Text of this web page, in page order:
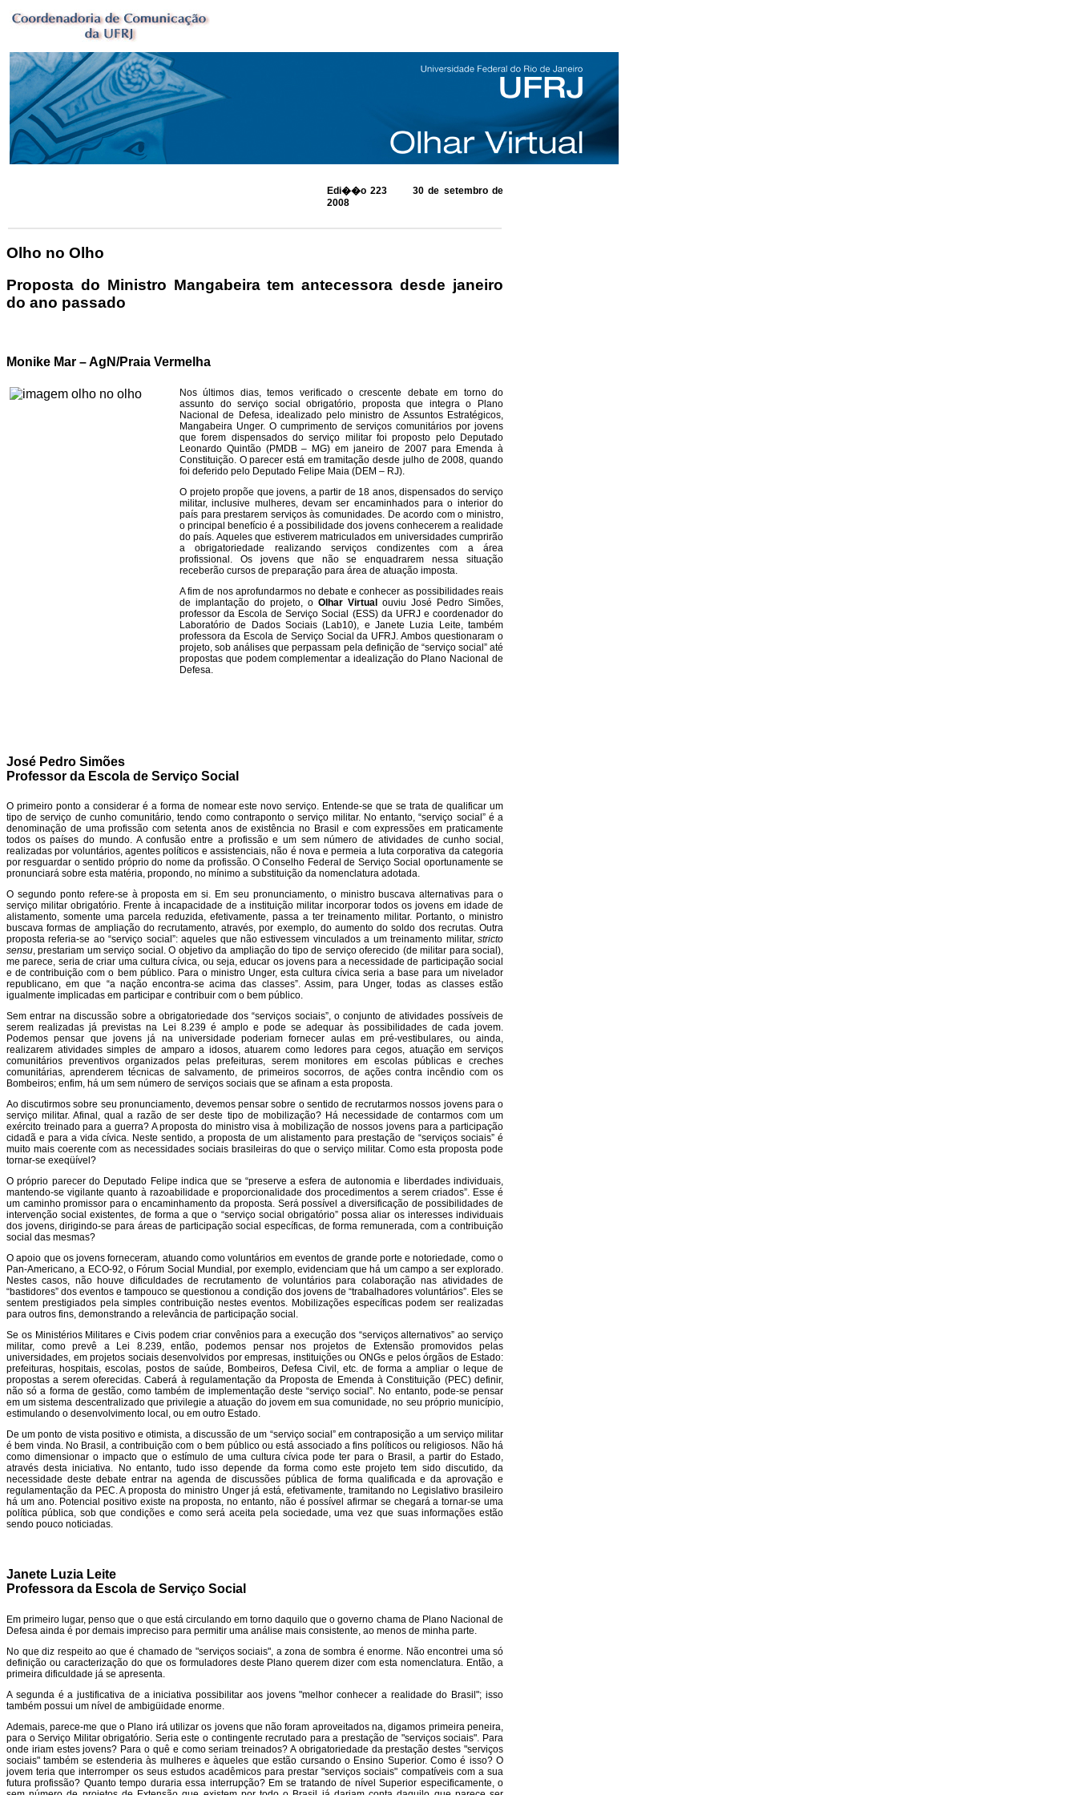
Edi��o 223 30 de setembro de
2008
Olho no Olho
Proposta do Ministro Mangabeira tem antecessora desde janeiro
do ano passado
Monike Mar – AgN/Praia Vermelha
Nos últimos dias, temos verificado o crescente debate em torno do
assunto do serviço social obrigatório, proposta que integra o Plano
Nacional de Defesa, idealizado pelo ministro de Assuntos Estratégicos,
Mangabeira Unger. O cumprimento de serviços comunitários por jovens
que forem dispensados do serviço militar foi proposto pelo Deputado
Leonardo Quintão (PMDB – MG) em janeiro de 2007 para Emenda à
Constituição. O parecer está em tramitação desde julho de 2008, quando
foi deferido pelo Deputado Felipe Maia (DEM – RJ).
O projeto propõe que jovens, a partir de 18 anos, dispensados do serviço
militar, inclusive mulheres, devam ser encaminhados para o interior do
país para prestarem serviços às comunidades. De acordo com o ministro,
o principal benefício é a possibilidade dos jovens conhecerem a realidade
do país. Aqueles que estiverem matriculados em universidades cumprirão
a obrigatoriedade realizando serviços condizentes com a área
profissional. Os jovens que não se enquadrarem nessa situação
receberão cursos de preparação para área de atuação imposta.
A fim de nos aprofundarmos no debate e conhecer as possibilidades reais
de implantação do projeto, o Olhar Virtual ouviu José Pedro Simões,
professor da Escola de Serviço Social (ESS) da UFRJ e coordenador do
Laboratório de Dados Sociais (Lab10), e Janete Luzia Leite, também
professora da Escola de Serviço Social da UFRJ. Ambos questionaram o
projeto, sob análises que perpassam pela definição de “serviço social” até
propostas que podem complementar a idealização do Plano Nacional de
Defesa.
José Pedro Simões
Professor da Escola de Serviço Social
O primeiro ponto a considerar é a forma de nomear este novo serviço. Entende-se que se trata de qualificar um
tipo de serviço de cunho comunitário, tendo como contraponto o serviço militar. No entanto, “serviço social” é a
denominação de uma profissão com setenta anos de existência no Brasil e com expressões em praticamente
todos os países do mundo. A confusão entre a profissão e um sem número de atividades de cunho social,
realizadas por voluntários, agentes políticos e assistenciais, não é nova e permeia a luta corporativa da categoria
por resguardar o sentido próprio do nome da profissão. O Conselho Federal de Serviço Social oportunamente se
pronunciará sobre esta matéria, propondo, no mínimo a substituição da nomenclatura adotada.
O segundo ponto refere-se à proposta em si. Em seu pronunciamento, o ministro buscava alternativas para o
serviço militar obrigatório. Frente à incapacidade de a instituição militar incorporar todos os jovens em idade de
alistamento, somente uma parcela reduzida, efetivamente, passa a ter treinamento militar. Portanto, o ministro
buscava formas de ampliação do recrutamento, através, por exemplo, do aumento do soldo dos recrutas. Outra
proposta referia-se ao “serviço social”: aqueles que não estivessem vinculados a um treinamento militar, stricto
sensu, prestariam um serviço social. O objetivo da ampliação do tipo de serviço oferecido (de militar para social),
me parece, seria de criar uma cultura cívica, ou seja, educar os jovens para a necessidade de participação social
e de contribuição com o bem público. Para o ministro Unger, esta cultura cívica seria a base para um nivelador
republicano, em que “a nação encontra-se acima das classes”. Assim, para Unger, todas as classes estão
igualmente implicadas em participar e contribuir com o bem público.
Sem entrar na discussão sobre a obrigatoriedade dos “serviços sociais”, o conjunto de atividades possíveis de
serem realizadas já previstas na Lei 8.239 é amplo e pode se adequar às possibilidades de cada jovem.
Podemos pensar que jovens já na universidade poderiam fornecer aulas em pré-vestibulares, ou ainda,
realizarem atividades simples de amparo a idosos, atuarem como ledores para cegos, atuação em serviços
comunitários preventivos organizados pelas prefeituras, serem monitores em escolas públicas e creches
comunitárias, aprenderem técnicas de salvamento, de primeiros socorros, de ações contra incêndio com os
Bombeiros; enfim, há um sem número de serviços sociais que se afinam a esta proposta.
Ao discutirmos sobre seu pronunciamento, devemos pensar sobre o sentido de recrutarmos nossos jovens para o
serviço militar. Afinal, qual a razão de ser deste tipo de mobilização? Há necessidade de contarmos com um
exército treinado para a guerra? A proposta do ministro visa à mobilização de nossos jovens para a participação
cidadã e para a vida cívica. Neste sentido, a proposta de um alistamento para prestação de “serviços sociais” é
muito mais coerente com as necessidades sociais brasileiras do que o serviço militar. Como esta proposta pode
tornar-se exeqüível?
O próprio parecer do Deputado Felipe indica que se “preserve a esfera de autonomia e liberdades individuais,
mantendo-se vigilante quanto à razoabilidade e proporcionalidade dos procedimentos a serem criados”. Esse é
um caminho promissor para o encaminhamento da proposta. Será possível a diversificação de possibilidades de
intervenção social existentes, de forma a que o “serviço social obrigatório” possa aliar os interesses individuais
dos jovens, dirigindo-se para áreas de participação social específicas, de forma remunerada, com a contribuição
social das mesmas?
O apoio que os jovens forneceram, atuando como voluntários em eventos de grande porte e notoriedade, como o
Pan-Americano, a ECO-92, o Fórum Social Mundial, por exemplo, evidenciam que há um campo a ser explorado.
Nestes casos, não houve dificuldades de recrutamento de voluntários para colaboração nas atividades de
“bastidores” dos eventos e tampouco se questionou a condição dos jovens de “trabalhadores voluntários”. Eles se
sentem prestigiados pela simples contribuição nestes eventos. Mobilizações específicas podem ser realizadas
para outros fins, demonstrando a relevância de participação social.
Se os Ministérios Militares e Civis podem criar convênios para a execução dos “serviços alternativos” ao serviço
militar, como prevê a Lei 8.239, então, podemos pensar nos projetos de Extensão promovidos pelas
universidades, em projetos sociais desenvolvidos por empresas, instituições ou ONGs e pelos órgãos de Estado:
prefeituras, hospitais, escolas, postos de saúde, Bombeiros, Defesa Civil, etc. de forma a ampliar o leque de
propostas a serem oferecidas. Caberá à regulamentação da Proposta de Emenda à Constituição (PEC) definir,
não só a forma de gestão, como também de implementação deste “serviço social”. No entanto, pode-se pensar
em um sistema descentralizado que privilegie a atuação do jovem em sua comunidade, no seu próprio município,
estimulando o desenvolvimento local, ou em outro Estado.
De um ponto de vista positivo e otimista, a discussão de um “serviço social” em contraposição a um serviço militar
é bem vinda. No Brasil, a contribuição com o bem público ou está associado a fins políticos ou religiosos. Não há
como dimensionar o impacto que o estímulo de uma cultura cívica pode ter para o Brasil, a partir do Estado,
através desta iniciativa. No entanto, tudo isso depende da forma como este projeto tem sido discutido, da
necessidade deste debate entrar na agenda de discussões pública de forma qualificada e da aprovação e
regulamentação da PEC. A proposta do ministro Unger já está, efetivamente, tramitando no Legislativo brasileiro
há um ano. Potencial positivo existe na proposta, no entanto, não é possível afirmar se chegará a tornar-se uma
política pública, sob que condições e como será aceita pela sociedade, uma vez que suas informações estão
sendo pouco noticiadas.
Janete Luzia Leite
Professora da Escola de Serviço Social
Em primeiro lugar, penso que o que está circulando em torno daquilo que o governo chama de Plano Nacional de
Defesa ainda é por demais impreciso para permitir uma análise mais consistente, ao menos de minha parte.
No que diz respeito ao que é chamado de "serviços sociais", a zona de sombra é enorme. Não encontrei uma só
definição ou caracterização do que os formuladores deste Plano querem dizer com esta nomenclatura. Então, a
primeira dificuldade já se apresenta.
A segunda é a justificativa de a iniciativa possibilitar aos jovens "melhor conhecer a realidade do Brasil"; isso
também possui um nível de ambigüidade enorme.
Ademais, parece-me que o Plano irá utilizar os jovens que não foram aproveitados na, digamos primeira peneira,
para o Serviço Militar obrigatório. Seria este o contingente recrutado para a prestação de "serviços sociais". Para
onde iriam estes jovens? Para o quê e como seriam treinados? A obrigatoriedade da prestação destes "serviços
sociais" também se estenderia às mulheres e àqueles que estão cursando o Ensino Superior. Como é isso? O
jovem teria que interromper os seus estudos acadêmicos para prestar "serviços sociais" compatíveis com a sua
futura profissão? Quanto tempo duraria essa interrupção? Em se tratando de nível Superior especificamente, o